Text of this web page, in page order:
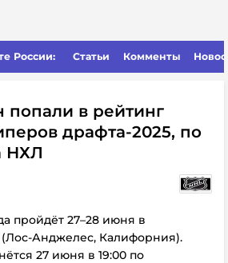
России: Статьи Комменты
попали в рейтинг
драфта-2025, по
НХЛ
пройдёт 27–28 июня в
(Лос-Анджелес, Калифорния).
27 июня в 19:00 по